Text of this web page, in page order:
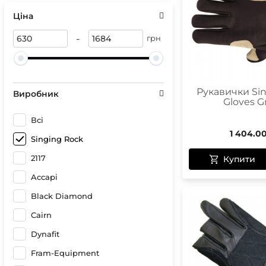
Чохли
Ціна
- грн
Виробник
Всі
Singing Rock
2117
Accapi
Black Diamond
Cairn
Dynafit
Fram-Equipment
Рукавички
Gloves
1 404.00
Купити